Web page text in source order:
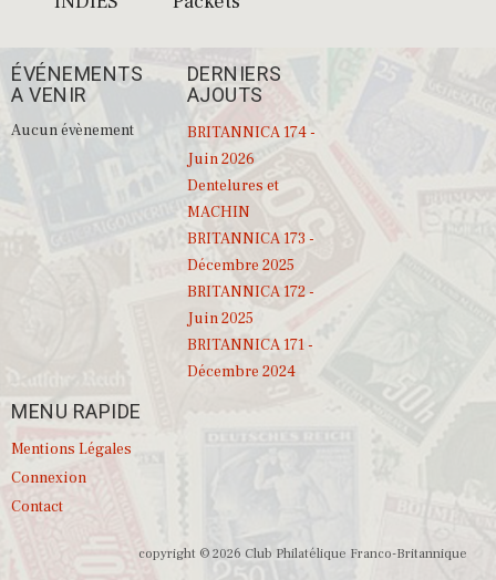
ÉVÉNEMENTS
A VENIR
Aucun évènement
DERNIERS
AJOUTS
BRITANNICA 174 -
Juin 2026
Dentelures et
MACHIN
BRITANNICA 173 -
Décembre 2025
BRITANNICA 172 -
Juin 2025
BRITANNICA 171 -
Décembre 2024
MENU RAPIDE
Mentions Légales
Connexion
Contact
copyright © 2026 Club Philatélique Franco-Britannique